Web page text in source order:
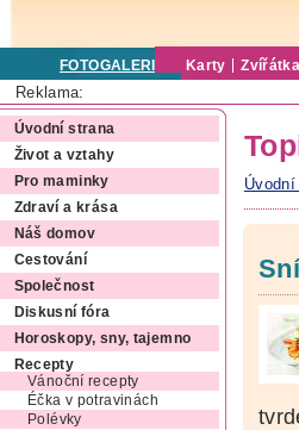
FOTOGALERIE Karty Zvířátka
Reklama:
Úvodní strana
Život a vztahy
Pro maminky
Zdraví a krása
Náš domov
Cestování
Společnost
Diskusní fóra
Horoskopy, sny, tajemno
Recepty
Vánoční recepty
Éčka v potravinách
Polévky